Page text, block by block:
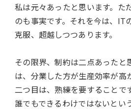
私は元々あったと思います。た
のも事実です。それを今は、IT
克服、超越しつつあります。
その限界、制約は二点あったと
は、分業した方が生産効率が高
二つ目は、熟練を要することで
誰でもできるわけではないとい